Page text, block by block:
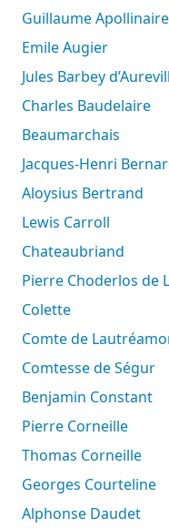
Guillaume Apollinaire
Emile Augier
Jules Barbey
Charles Baudelaire
Beaumarchais
Jacques-Henri
Aloysius Bertrand
Lewis Carroll
Chateaubriand
Pierre Choderlos de
Colette
Comte de
Comtesse de Ségur
Benjamin Constant
Pierre Corneille
Thomas Corneille
Georges Courteline
Alphonse Daudet